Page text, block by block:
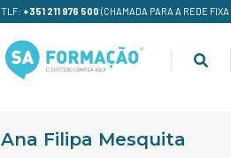
TLF: +351 211 976 500 (CHAMADA PARA A REDE
Ana Filipa Mesquita